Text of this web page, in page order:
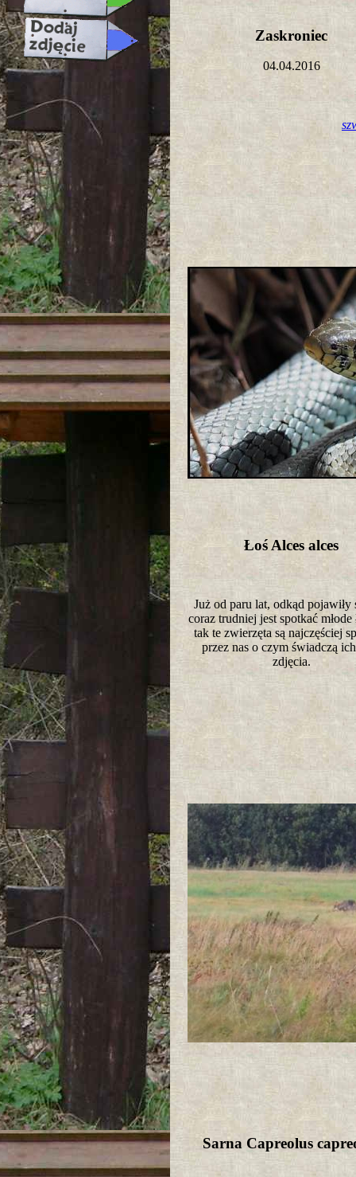
Zaskroniec
04.04.2016
Łoś Alces alces
Już od paru lat, odkąd
coraz trudniej jest spotkać młode
tak te zwierzęta są najczęściej
przez nas o czym świadczą
zdjęcia.
Sarna Capreolus